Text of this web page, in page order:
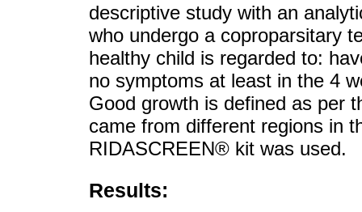
descriptive study with an
who undergo a coproparsitary
healthy child is regarded to:
no symptoms at least in the 4
Good growth is defined as per
came from different regions in
RIDASCREEN® kit was used.
Results: